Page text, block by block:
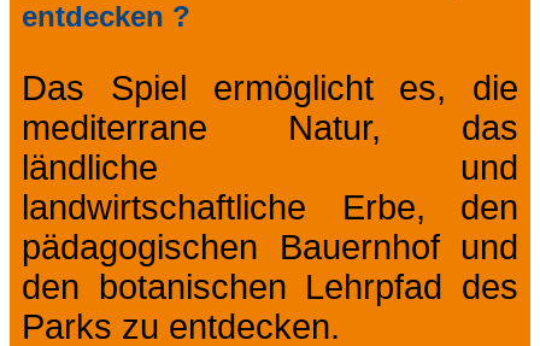
entdecken ?
Das Spiel ermöglicht es, die
mediterrane Natur, das
ländliche und
landwirtschaftliche Erbe, den
pädagogischen Bauernhof und
den botanischen Lehrpfad des
Parks zu entdecken.